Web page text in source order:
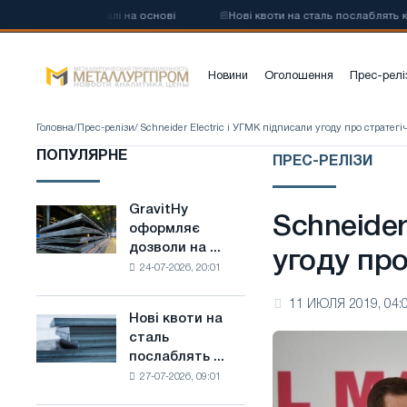
сталі на основі 📰Нові квоти на сталь послаблять
Новини Оголошення Прес-
Головна/ Прес-релізи/ Schneider Electric і УГМК підписали угоду про
ПОПУЛЯРНЕ
GravitHy
оформляє
дозволи
виробництва
GravitHy
оформляє
дозволи на ...
24-07-2026, 20:01
Нові
квоти
на
Нові квоти на
сталь
послаблять ...
27-07-2026, 09:01
ПРЕС-РЕЛІЗИ
угоду
11 ИЮЛЯ 2019,